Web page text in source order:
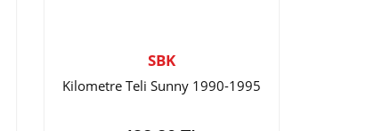
SBK
Kilometre Teli Sunny 1990-1995